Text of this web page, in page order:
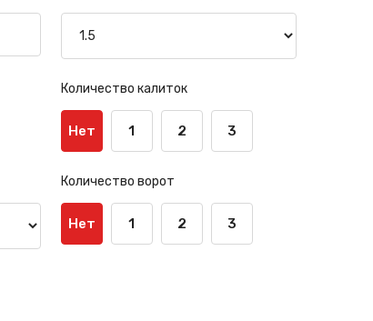
Количество калиток
Нет 1 2 3
Количество ворот
Нет 1 2 3